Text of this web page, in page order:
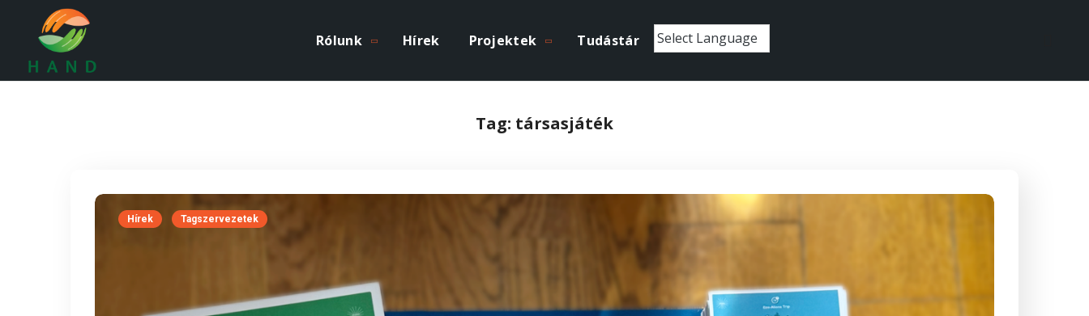
Rólunk Hírek Projektek Tudástár
Tag: társasjáték
Hírek Tagszervezetek